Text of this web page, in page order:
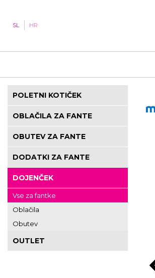
SL HR
POLETNI KOTIČEK
OBLAČILA ZA FANTE
OBUTEV ZA FANTE
DODATKI ZA FANTE
DOJENČEK
Vse za fantke
Oblačila
Obutev
OUTLET